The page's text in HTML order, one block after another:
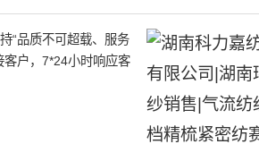
“品质不可超载、服务
客户，7*24小时响应客